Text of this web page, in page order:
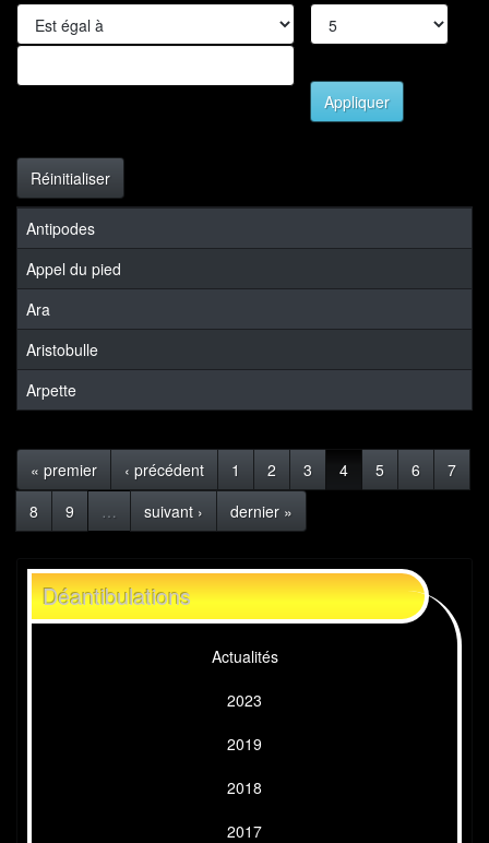
Appliquer
Réinitialiser
Antipodes
Appel du pied
Ara
Aristobulle
Arpette
« premier ‹ précédent 1 2 3 4 5 6
7
8
9 … suivant › dernier »
Déantibulations
Actualités
2023
2019
2018
2017